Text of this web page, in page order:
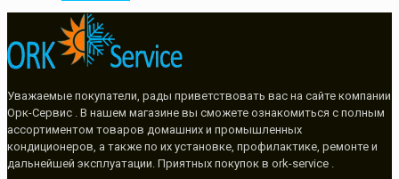
Уважаемые покупатели, рады приветствовать вас на сайте компании
Орк-Сервис . В нашем магазине вы сможете ознакомиться с полным
ассортиментом товаров домашних и промышленных
кондиционеров, а также по их установке, профилактике, ремонте и
дальнейшей эксплуатации. Приятных покупок в ork-service .